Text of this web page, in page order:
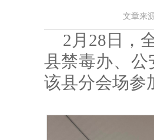
文章来
2月28日，
县禁毒办、
该县分会场参